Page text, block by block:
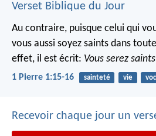
Verset Biblique du Jour
Au contraire, puisque celui qui
vous aussi soyez saints dans
effet, il est écrit: Vous serez
1 Pierre 1:15-16 sainteté vie
Recevoir chaque jour un